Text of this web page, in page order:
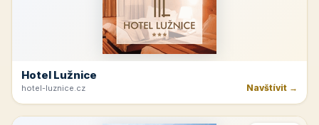
Hotel Lužnice
hotel-luznice.cz Navštívit →